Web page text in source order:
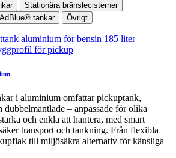
Stationära bränslecisterner
AdBlue® tankar Övrigt
i aluminium omfattar pickuptank,
– anpassade för olika
och enkla att hantera, med smart
transport och tankning. Från flexibla
till miljösäkra alternativ för känsliga